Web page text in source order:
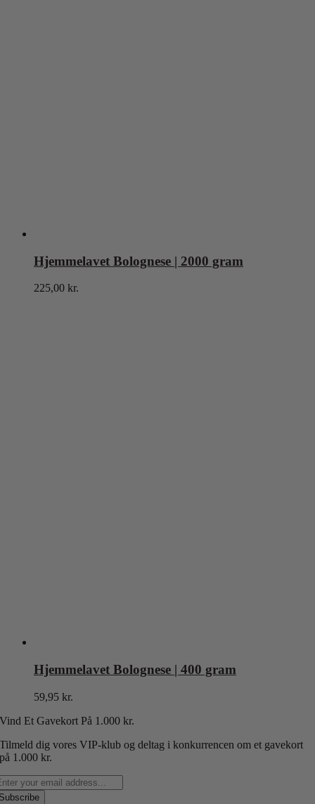
Hjemmelavet Bolognese | 2000 gram
225,00 kr.
Hjemmelavet Bolognese | 400 gram
59,95 kr.
Vind Et Gavekort På 1.000 kr.
Tilmeld dig vores VIP-klub og deltag i konkurrencen om et gavekort
på 1.000 kr.